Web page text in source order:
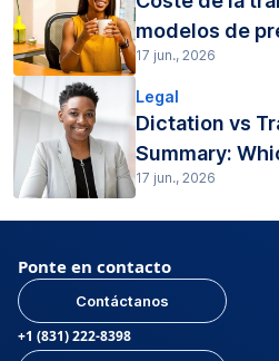
modelos de
17 jun., 2026
Legal
Dictation vs
Summary:
17 jun., 2026
Ponte en contacto
Contáctanos
+1 (831) 222-8398